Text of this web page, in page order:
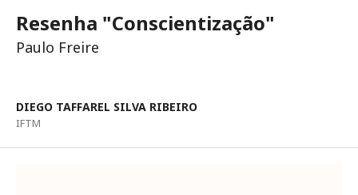
Resenha "Conscientização"
Paulo Freire
DIEGO TAFFAREL SILVA RIBEIRO
IFTM